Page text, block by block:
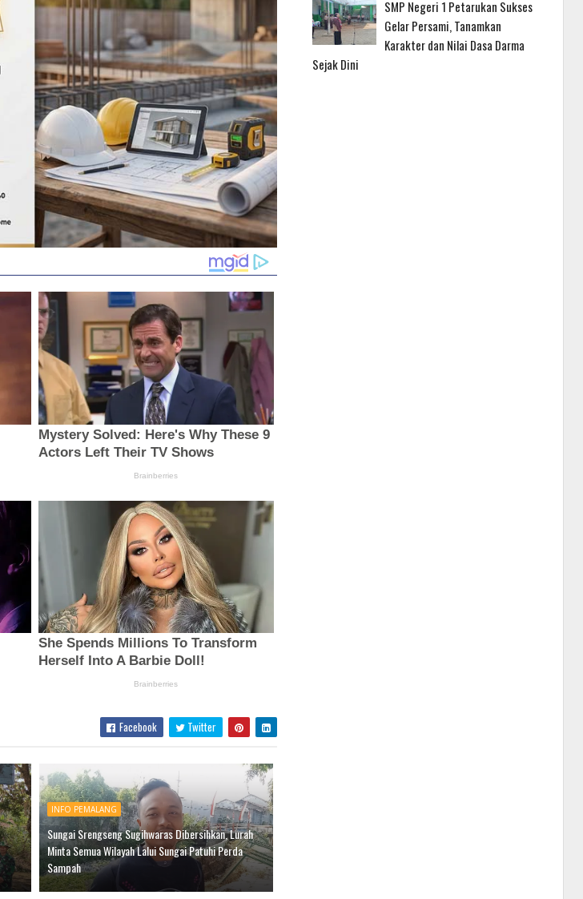
Facebook Twitter
INFO PEMALANG
Sungai Srengseng Sugihwaras Dibersihkan, Lurah
Minta Semua Wilayah Lalui Sungai Patuhi Perda
Sampah
SMP Negeri 1 Petarukan Sukses
Gelar Persami, Tanamkan
Karakter dan Nilai Dasa Darma
Sejak Dini